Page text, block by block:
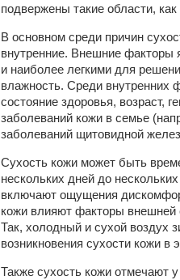
подвержены такие области,
В основном среди причин
внутренние. Внешние факторы
и наиболее легкими для
влажность. Среди внутренних
состояние здоровья, возраст,
заболеваний кожи в семье
заболеваний щитовидной
Сухость кожи может быть
нескольких дней до
включают ощущения
кожи влияют факторы внешней
Так, холодный и сухой воздух
возникновения сухости кожи в
Также сухость кожи отмечают